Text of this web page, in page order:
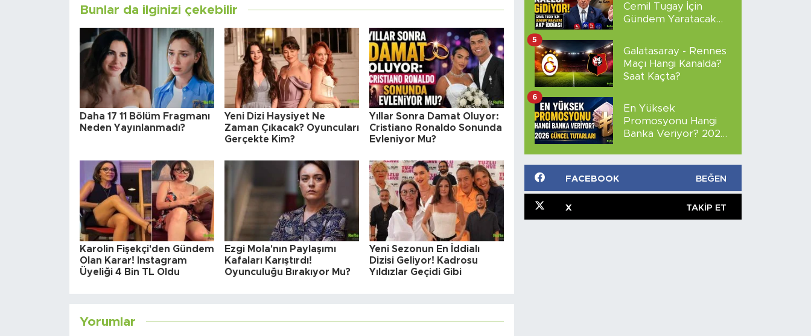
Bunlar da ilginizi çekebilir
Daha 17 11 Bölüm Fragmanı
Neden Yayınlanmadı?
Yeni Dizi Haysiyet Ne
Zaman Çıkacak? Oyuncuları
Gerçekte Kim?
Yıllar Sonra Damat Oluyor:
Cristiano Ronaldo Sonunda
Evleniyor Mu?
Karolin Fişekçi'den Gündem
Olan Karar! Instagram
Üyeliği 4 Bin TL Oldu
Ezgi Mola'nın Paylaşımı
Kafaları Karıştırdı!
Oyunculuğu Bırakıyor Mu?
Yeni Sezonun En İddialı
Dizisi Geliyor! Kadrosu
Yıldızlar Geçidi Gibi
Yorumlar
Cemil Tugay İçin
Gündem Yaratacak
Galatasaray - Rennes
Maçı Hangi Kanalda?
Saat Kaçta?
5
En Yüksek
Promosyonu Hangi
Banka Veriyor? 2026
6
FACEBOOK BEĞEN
X TAKIP ET